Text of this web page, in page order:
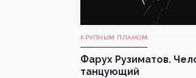
КРУПНЫМ ПЛАНОМ
Фарух Рузиматов.
танцующий